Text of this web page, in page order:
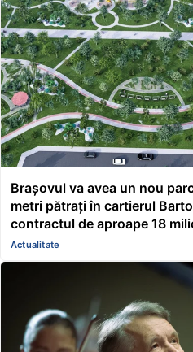
Brașovul va avea un nou
metri pătrați în cartierul
contractul de aproape 18
Actualitate